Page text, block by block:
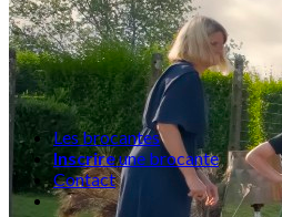
Les brocantes
Inscrireune brocante
Contact